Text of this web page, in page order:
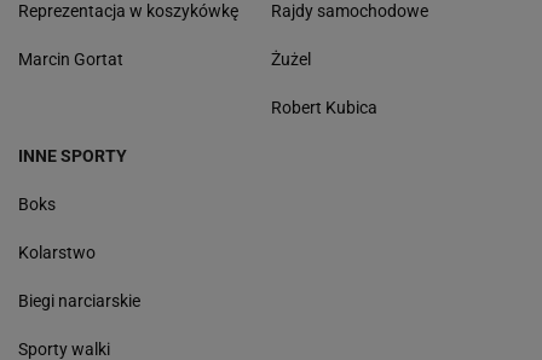
Reprezentacja w koszykówkę
Marcin Gortat
Rajdy samochodowe
Żużel
Robert Kubica
INNE SPORTY
Boks
Kolarstwo
Biegi narciarskie
Sporty walki